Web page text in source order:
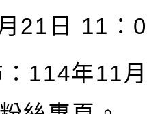
21日 11：
114年11